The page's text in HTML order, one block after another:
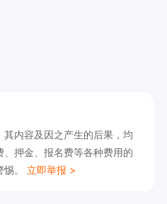
内容及因之产生的后果，均
押金、报名费等各种费用的
。 立即举报 >